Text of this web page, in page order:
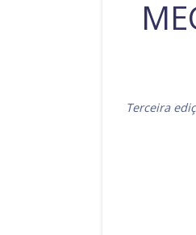
Terceira